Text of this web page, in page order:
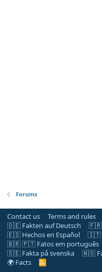
Forums
Contact us Terms and rules
🇩🇪 Fakten auf Deutsch
🇫🇷
🇪🇸 Hechos en Español
🇮🇹
🇧🇷 🇵🇹 Fatos em português
🇸🇪 Fakta på svenska
🇳🇴
🌍 Facts
R